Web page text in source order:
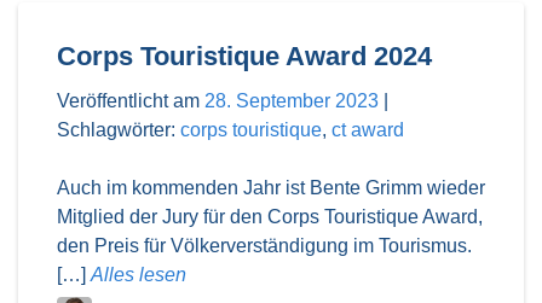
Corps Touristique Award 2024
Veröffentlicht am 28. September 2023
Schlagwörter: corps touristique, ct award
Auch im kommenden Jahr ist Bente Grimm wieder
Mitglied der Jury für den Corps Touristique Award,
den Preis für Völkerverständigung im Tourismus.
[…] Alles lesen